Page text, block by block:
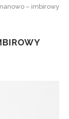
– imbirowy